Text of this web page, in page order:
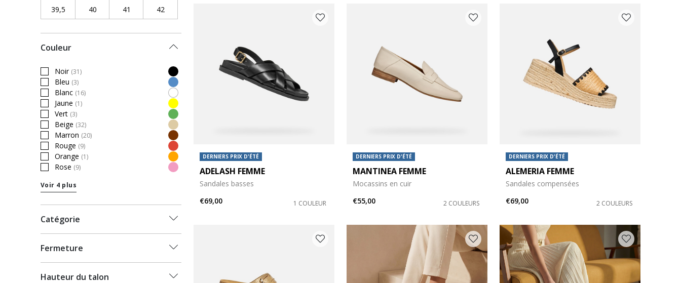
39,5 Refine by Pointure chaussures: 39,5
40 Refine by Pointure chaussures: 40
41 Refine by Pointure chaussures: 41
42
Couleur
Noir (31)
Refine by Couleur: Noir
Bleu (3)
Refine by Couleur: Bleu
Blanc (16)
Refine by Couleur: Blanc
Jaune (1)
Refine by Couleur: Jaune
Vert (3)
Refine by Couleur: Vert
Beige (32)
Refine by Couleur: Beige
Marron (20)
Refine by Couleur: Marron
Rouge (9)
Refine by Couleur: Rouge
Orange (1)
Refine by Couleur: Orange
Rose (9)
Refine by Couleur: Rose
Voir 4 plus
Catégorie
Fermeture
Hauteur du talon
DERNIERS PRIX D'ÉTÉ
ADELASH FEMME
Sandales basses
€69,00
1 COULEUR
DERNIERS PRIX D'ÉTÉ
MANTINEA FEMME
Mocassins en cuir
€55,00
2 COULEURS
DERNIERS PRIX D'ÉTÉ
ALEMERIA FEMME
Sandales compensées
€69,00
2 COULEURS